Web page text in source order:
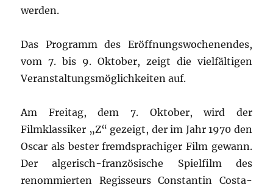
werden.
Das Programm des Eröffnungswochenendes,
vom 7. bis 9. Oktober, zeigt die vielfältigen
Veranstaltungsmöglichkeiten auf.
Am Freitag, dem 7. Oktober, wird der
Filmklassiker „Z“ gezeigt, der im Jahr 1970 den
Oscar als bester fremdsprachiger Film gewann.
Der algerisch-französische Spielfilm des
renommierten Regisseurs Constantin Costa-